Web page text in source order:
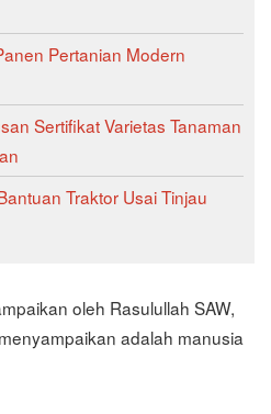
Pertanian Modern
Sertifikat Varietas Tanaman
Traktor Usai Tinjau
oleh Rasulullah SAW,
adalah manusia